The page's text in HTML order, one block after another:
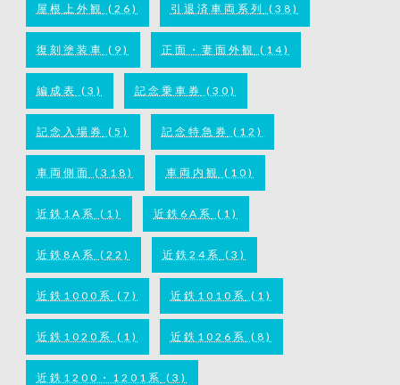
屋根上外観 (26) 引退済車両系列 (38)
復刻塗装車 (9) 正面・妻面外観 (14)
編成表 (3) 記念乗車券 (30)
記念入場券 (5) 記念特急券 (12)
車両側面 (318) 車両内観 (10)
近鉄1A系 (1) 近鉄6A系 (1)
近鉄8A系 (22) 近鉄24系 (3)
近鉄1000系 (7) 近鉄1010系 (1)
近鉄1020系 (1) 近鉄1026系 (8)
近鉄1200・1201系 (3)